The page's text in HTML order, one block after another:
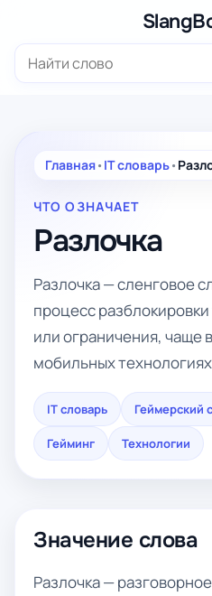
содержимому
Поиск:
Главная• IT словарь•
ЧТО ОЗНАЧАЕТ
Разлочка
Разлочка — сленговое
процесс
или ограничения, чаще
мобильных
IT словарь Геймерский
Гейминг Технологии
Значение слова
Разлочка —